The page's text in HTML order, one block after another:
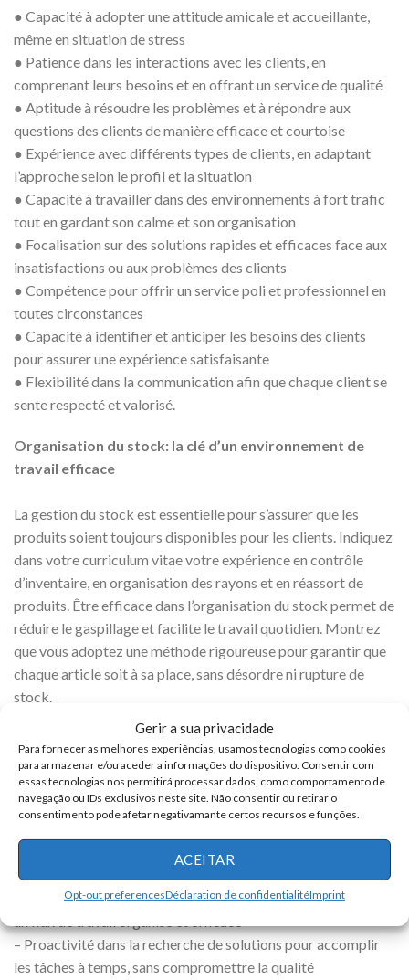
Gerir a sua privacidade
Para fornecer as melhores experiências, usamos tecnologias como cookies
para armazenar e/ou aceder a informações do dispositivo. Consentir com
essas tecnologias nos permitirá processar dados, como comportamento de
navegação ou IDs exclusivos neste site. Não consentir ou retirar o
consentimento pode afetar negativamante certos recursos e funções.
ACEITAR
Opt-out preferencesDéclaration de confidentialitéImprint
● Capacité à adopter une attitude amicale et accueillante,
même en situation de stress
● Patience dans les interactions avec les clients, en
comprenant leurs besoins et en offrant un service de qualité
● Aptitude à résoudre les problèmes et à répondre aux
questions des clients de manière efficace et courtoise
● Expérience avec différents types de clients, en adaptant
l’approche selon le profil et la situation
● Capacité à travailler dans des environnements à fort trafic
tout en gardant son calme et son organisation
● Focalisation sur des solutions rapides et efficaces face aux
insatisfactions ou aux problèmes des clients
● Compétence pour offrir un service poli et professionnel en
toutes circonstances
● Capacité à identifier et anticiper les besoins des clients
pour assurer une expérience satisfaisante
● Flexibilité dans la communication afin que chaque client se
sente respecté et valorisé.
Organisation du stock: la clé d’un environnement de
travail efficace
La gestion du stock est essentielle pour s’assurer que les
produits soient toujours disponibles pour les clients. Indiquez
dans votre curriculum vitae votre expérience en contrôle
d’inventaire, en organisation des rayons et en réassort de
produits. Être efficace dans l’organisation du stock permet de
réduire le gaspillage et facilite le travail quotidien. Montrez
que vous adoptez une méthode rigoureuse pour garantir que
chaque article soit à sa place, sans désordre ni rupture de
stock.
Responsabilité et ponctualité: des qualités appréciées
dans tous les postes
– Engagement envers les horaires de travail, en respectant
– Sens des responsabilités dans l’exécution des tâches
assignées, avec efficacité et dans les délais
– Capacité à respecter rigoureusement les délais, maintenant
– Proactivité dans la recherche de solutions pour accomplir
les tâches à temps, sans compromettre la qualité